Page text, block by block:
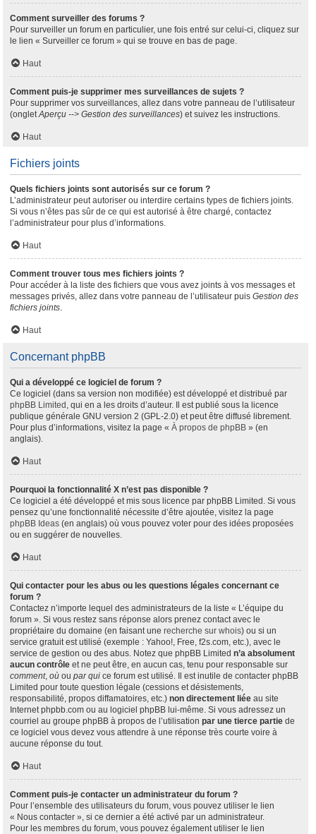
Comment surveiller des forums ?
Pour surveiller un forum en particulier, une fois entré sur celui-ci, cliquez sur
le lien « Surveiller ce forum » qui se trouve en bas de page.
Haut
Comment puis-je supprimer mes surveillances de sujets ?
Pour supprimer vos surveillances, allez dans votre panneau de l’utilisateur
(ongletAperçu --> Gestion des surveillances) et suivez les instructions.
Haut
Fichiers joints
Quels fichiers joints sont autorisés sur ce forum ?
L’administrateur peut autoriser ou interdire certains types de fichiers joints.
Si vous n’êtes pas sûr de ce qui est autorisé à être chargé, contactez
l’administrateur pour plus d’informations.
Haut
Comment trouver tous mes fichiers joints ?
Pour accéder à la liste des fichiers que vous avez joints à vos messages et
messages privés, allez dans votre panneau de l’utilisateur puis Gestion des
fichiers joints.
Haut
Concernant phpBB
Qui a développé ce logiciel de forum ?
Ce logiciel (dans sa version non modifiée) est développé et distribué par
phpBB Limited , qui en a les droits d’auteur. Il est publié sous la licence
publique générale GNU version 2 (GPL-2.0) et peut être diffusé librement.
Pour plus d’informations, visitez la page « À propos de phpBB » (en
anglais).
Haut
Pourquoi la fonctionnalité X n’est pas disponible ?
Ce logiciel a été développé et mis sous licence par phpBB Limited. Si vous
pensez qu’une fonctionnalité nécessite d’être ajoutée, visitez la page
phpBB Ideas (en anglais) où vous pouvez voter pour des idées proposées
ou en suggérer de nouvelles.
Haut
Qui contacter pour les abus ou les questions légales concernant ce
forum ?
Contactez n’importe lequel des administrateurs de la liste « L’équipe du
forum ». Si vous restez sans réponse alors prenez contact avec le
propriétaire du domaine (en faisant une recherche sur whois) ou si un
service gratuit est utilisé (exemple : Yahoo!, Free, f2s.com, etc.), avec le
service de gestion ou des abus. Notez que phpBB Limited n’a absolument
aucun contrôle et ne peut être, en aucun cas, tenu pour responsable sur
comment, où ou par qui ce forum est utilisé. Il est inutile de contacter phpBB
Limited pour toute question légale (cessions et désistements,
responsabilité, propos diffamatoires, etc.) non directement liée au site
Internet phpbb.com ou au logiciel phpBB lui-même. Si vous adressez un
courriel au groupe phpBB à propos de l’utilisation par une tierce partie de
ce logiciel vous devez vous attendre à une réponse très courte voire à
aucune réponse du tout.
Haut
Comment puis-je contacter un administrateur du forum ?
Pour l’ensemble des utilisateurs du forum, vous pouvez utiliser le lien
« Nous contacter », si ce dernier a été activé par un administrateur.
Pour les membres du forum, vous pouvez également utiliser le lien